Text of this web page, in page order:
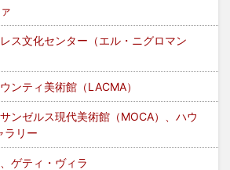
ス文化センター（エル・ニグロマン
ンティ美術館（LACMA）
ンゼルス現代美術館（MOCA）、ハウ
ラリー
ゲティ・ヴィラ